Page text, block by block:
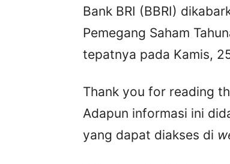
Bank BRI (BBRI)
Pemegang Saham
tepatnya pada Kamis,
Thank you for reading
Adapun informasi ini
yang dapat diakses di